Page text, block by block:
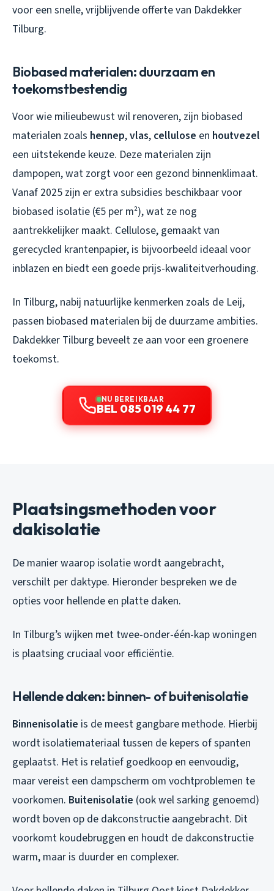
voor een snelle, vrijblijvende offerte van Dakdekker
Tilburg.
Biobased materialen: duurzaam en
toekomstbestendig
Voor wie milieubewust wil renoveren, zijn biobased
materialen zoals hennep,vlas, cellulose en houtvezel
een uitstekende keuze. Deze materialen zijn
dampopen, wat zorgt voor een gezond binnenklimaat.
Vanaf 2025 zijn er extra subsidies beschikbaar voor
biobased isolatie (€5 per m²), wat ze nog
aantrekkelijker maakt. Cellulose, gemaakt van
gerecycled krantenpapier, is bijvoorbeeld ideaal voor
inblazen en biedt een goede prijs-kwaliteitverhouding.
In Tilburg, nabij natuurlijke kenmerken zoals de Leij,
passen biobased materialen bij de duurzame ambities.
Dakdekker Tilburg beveelt ze aan voor een groenere
toekomst.
NU BEREIKBAAR
BEL 085 019 44 77
Plaatsingsmethoden voor
dakisolatie
De manier waarop isolatie wordt aangebracht,
verschilt per daktype. Hieronder bespreken we de
opties voor hellende en platte daken.
In Tilburg’s wijken met twee-onder-één-kap woningen
is plaatsing cruciaal voor efficiëntie.
Hellende daken: binnen- of buitenisolatie
Binnenisolatie is de meest gangbare methode. Hierbij
wordt isolatiemateriaal tussen de kepers of spanten
geplaatst. Het is relatief goedkoop en eenvoudig,
maar vereist een dampscherm om vochtproblemen te
voorkomen. Buitenisolatie (ook wel sarking genoemd)
wordt boven op de dakconstructie aangebracht. Dit
voorkomt koudebruggen en houdt de dakconstructie
warm, maar is duurder en complexer.